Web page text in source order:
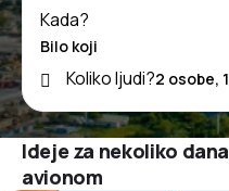
Kada?
Koliko ljudi?
Ideje za nekoliko
avionom